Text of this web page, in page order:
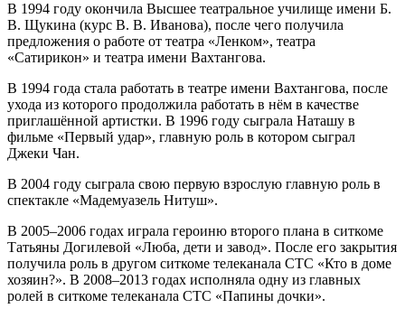
В 1994 году окончила Высшее театральное училище имени Б.
В. Щукина (курс В. В. Иванова), после чего получила
предложения о работе от театра «Ленком», театра
«Сатирикон» и театра имени Вахтангова.
В 1994 года стала работать в театре имени Вахтангова, после
ухода из которого продолжила работать в нём в качестве
приглашённой артистки. В 1996 году сыграла Наташу в
фильме «Первый удар», главную роль в котором сыграл
Джеки Чан.
В 2004 году сыграла свою первую взрослую главную роль в
спектакле «Мадемуазель Нитуш».
В 2005–2006 годах играла героиню второго плана в ситкоме
Татьяны Догилевой «Люба, дети и завод». После его закрытия
получила роль в другом ситкоме телеканала СТС «Кто в доме
хозяин?». В 2008–2013 годах исполняла одну из главных
ролей в ситкоме телеканала СТС «Папины дочки».